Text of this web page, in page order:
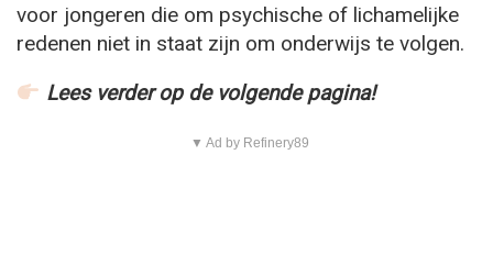
voor jongeren die om psychische of lichamelijke
redenen niet in staat zijn om onderwijs te volgen.
Lees verder op de volgende pagina!
▼ Ad by Refinery89